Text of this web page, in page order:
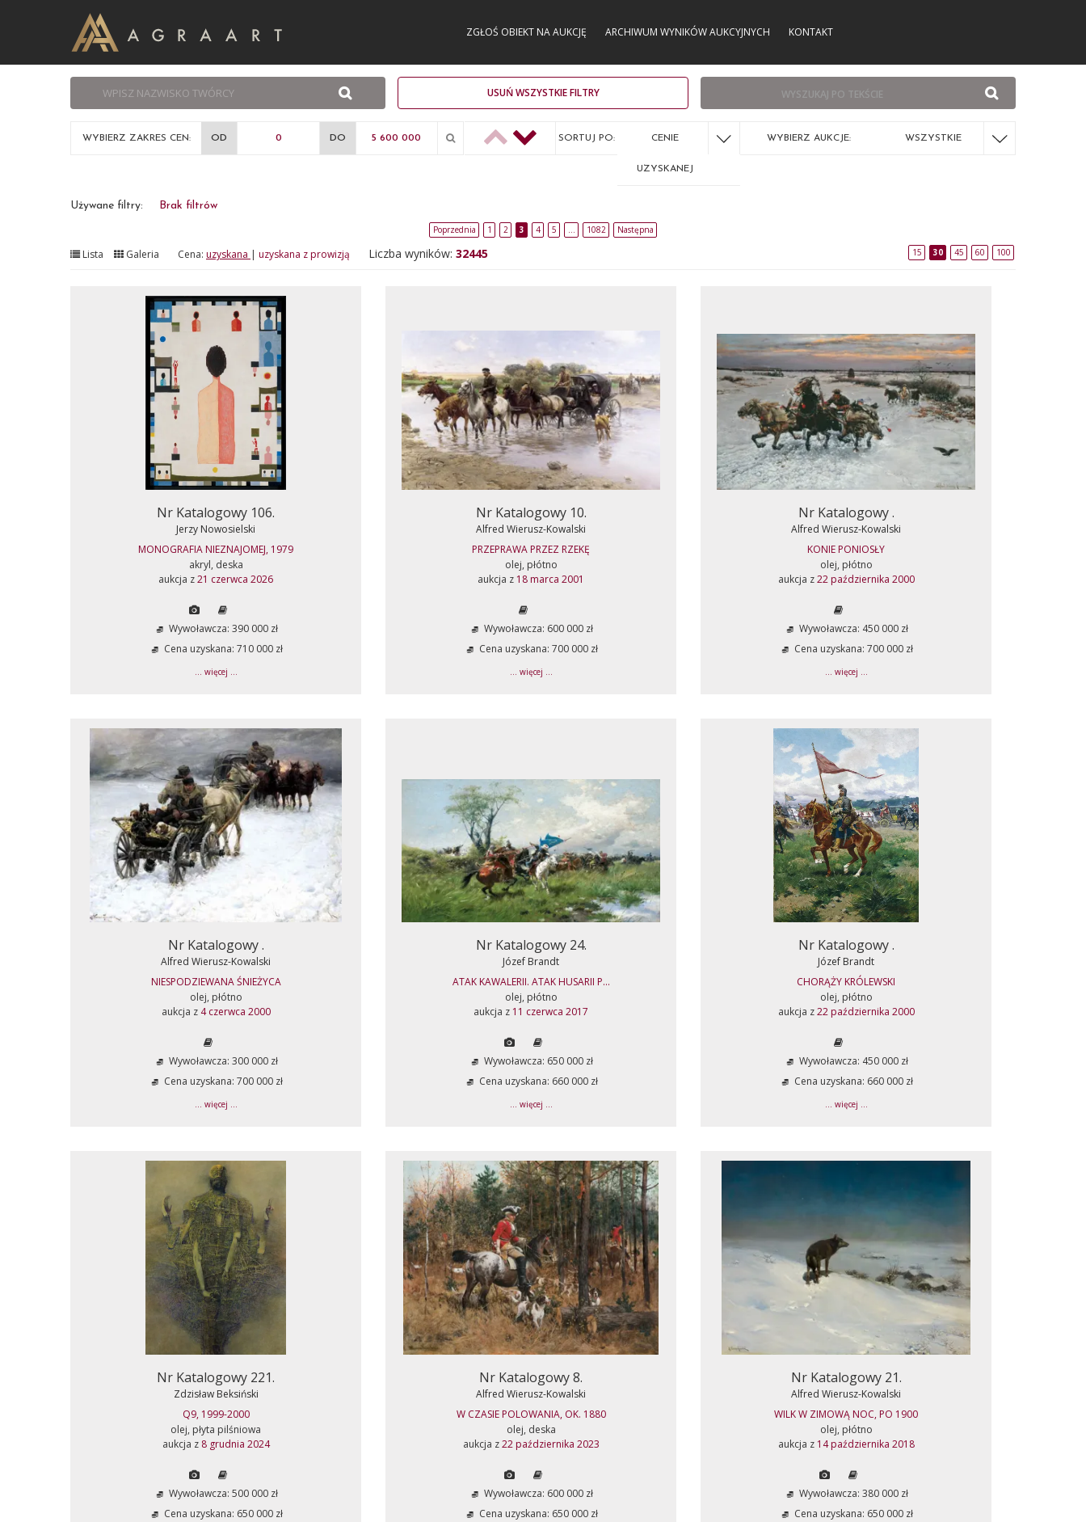
ZGŁOŚ OBIEKT NA AUKCJĘ ARCHIWUM WYNIKÓW AUKCYJNYCH KONTAKT
USUŃ WSZYSTKIE FILTRY
WYBIERZ ZAKRES CEN: OD DO SORTUJ PO: CENIE
UZYSKANEJ
WYBIERZ AUKCJE: WSZYSTKIE
Używane filtry: Brak filtrów
Poprzednia 1 2 3 4 5 … 1082 Następna
Lista Galeria Cena: uzyskana | uzyskana z prowizją Liczba wyników: 32445 15 30 45 60 100
Nr Katalogowy 106.
Jerzy Nowosielski
MONOGRAFIA NIEZNAJOMEJ, 1979
akryl, deska
aukcja z21 czerwca 2026
Wywoławcza: 390 000 zł
Cena uzyskana: 710 000 zł
... więcej ...
Nr Katalogowy 10.
Alfred Wierusz-Kowalski
PRZEPRAWA PRZEZ RZEKĘ
olej, płótno
aukcja z 18 marca 2001
Wywoławcza: 600 000 zł
Cena uzyskana: 700 000 zł
... więcej ...
Nr Katalogowy .
Alfred Wierusz-Kowalski
KONIE PONIOSŁY
olej, płótno
aukcja z22 października 2000
Wywoławcza: 450 000 zł
Cena uzyskana: 700 000 zł
... więcej ...
Nr Katalogowy .
Alfred Wierusz-Kowalski
NIESPODZIEWANA ŚNIEŻYCA
olej, płótno
aukcja z 4 czerwca 2000
Wywoławcza: 300 000 zł
Cena uzyskana: 700 000 zł
... więcej ...
Nr Katalogowy 24.
Józef Brandt
ATAK KAWALERII. ATAK HUSARII P...
olej, płótno
aukcja z 11 czerwca 2017
Wywoławcza: 650 000 zł
Cena uzyskana: 660 000 zł
... więcej ...
Nr Katalogowy .
Józef Brandt
CHORĄŻY KRÓLEWSKI
olej, płótno
aukcja z22 października 2000
Wywoławcza: 450 000 zł
Cena uzyskana: 660 000 zł
... więcej ...
Nr Katalogowy 221.
Zdzisław Beksiński
Q9, 1999-2000
olej, płyta pilśniowa
aukcja z 8 grudnia 2024
Wywoławcza: 500 000 zł
Cena uzyskana: 650 000 zł
Nr Katalogowy 8.
Alfred Wierusz-Kowalski
W CZASIE POLOWANIA, OK. 1880
olej, deska
aukcja z22 października 2023
Wywoławcza: 600 000 zł
Cena uzyskana: 650 000 zł
Nr Katalogowy 21.
Alfred Wierusz-Kowalski
WILK W ZIMOWĄ NOC, PO 1900
olej, płótno
aukcja z 14 października 2018
Wywoławcza: 380 000 zł
Cena uzyskana: 650 000 zł